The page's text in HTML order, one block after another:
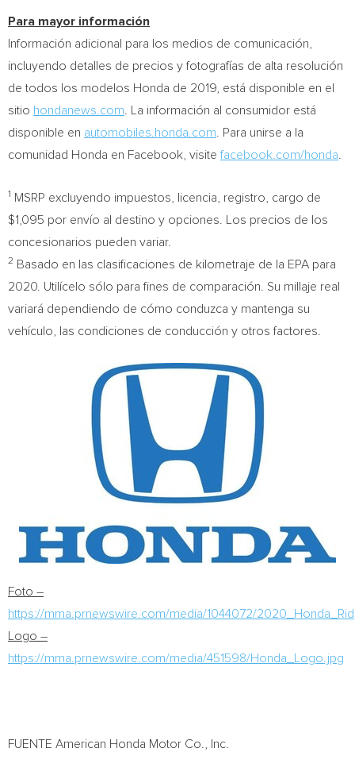
Para mayor información
Información adicional para los medios de comunicación,
incluyendo detalles de precios y fotografías de alta resolución
de todos los modelos Honda de 2019, está disponible en el
sitio hondanews.com . La información al consumidor está
disponible en automobiles.honda.com . Para unirse a la
comunidad Honda en Facebook, visitefacebook.com/honda
1
MSRP excluyendo impuestos, licencia, registro, cargo de
$1,095 por envío al destino y opciones. Los precios de los
concesionarios pueden variar.
2 Basado en las clasificaciones de kilometraje de la EPA para
2020. Utilícelo sólo para fines de comparación. Su millaje real
variará dependiendo de cómo conduzca y mantenga su
vehículo, las condiciones de conducción y otros factores.
Foto –
https://mma.prnewswire.com/media/1044072/
Logo –
https://mma.prnewswire.com/media/451598/Honda_Logo.jpg
FUENTE American Honda Motor Co., Inc.